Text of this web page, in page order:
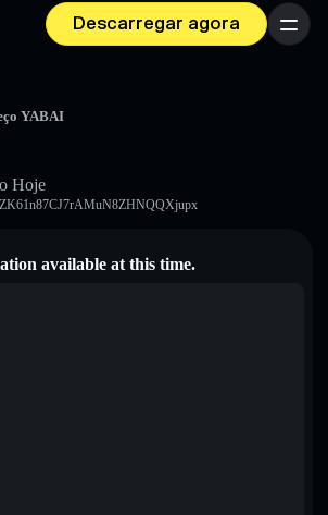
Descarregar agora Menu
YABAI
Hoje
available at this time.